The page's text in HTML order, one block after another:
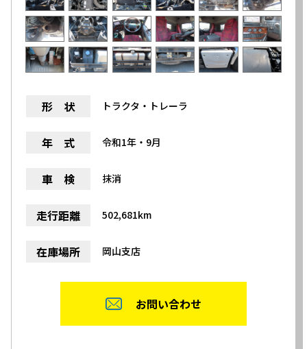
形 状 トラクタ・トレーラ
年 式 令和1年・9月
車 検 抹消
走行距離 502,681km
在庫場所 岡山支店
お問い合わせ